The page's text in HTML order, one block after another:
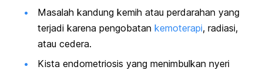
Masalah kandung kemih atau perdarahan yang
terjadi karena pengobatan kemoterapi, radiasi,
atau cedera.
Kista endometriosis yang menimbulkan nyeri